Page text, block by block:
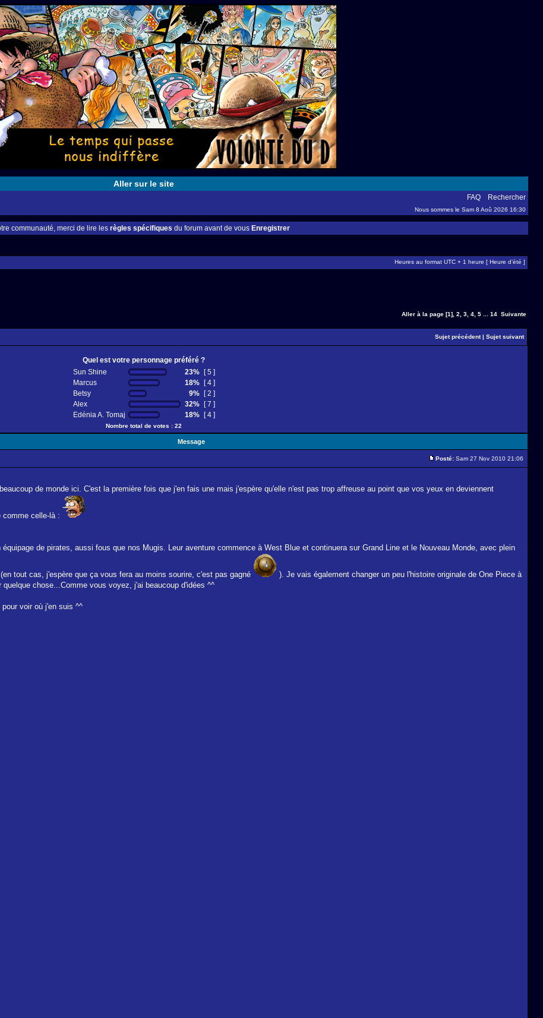
Aller sur le site
FAQ Rechercher
Nous sommes le Sam 8 Aoû 2026 16:30
communauté, merci de lire les règles spécifiques du forum avant de vous Enregistrer
Heures au format UTC + 1 heure [ Heure d’été ]
Aller à la page [1] 2 3 4 5 14 Suivante
Sujet précédent| Sujet suivant
Quel est votre personnage préféré ?
Sun Shine
23%
[ 5 ]
Marcus
18%
[ 4 ]
Betsy
9%
[ 2 ]
Alex
32%
[ 7 ]
Edénia A. Tomaj
18% [ 4 ]
Nombre total de votes : 22
Message
Posté: Sam 27 Nov 2010 21:06
de monde ici. C'est la première fois que j'en fais une mais j'espère qu'elle n'est pas trop affreuse au point que vos yeux en deviennent
celle-là :
de pirates, aussi fous que nos Mugis. Leur aventure commence à West Blue et continuera sur Grand Line et le Nouveau Monde, avec plein
tout cas, j'espère que ça vous fera au moins sourire, c'est pas gagné
). Je vais également changer un peu l'histoire originale de One Piece à
chose...Comme vous voyez, j'ai beaucoup d'idées ^^
voir où j'en suis ^^